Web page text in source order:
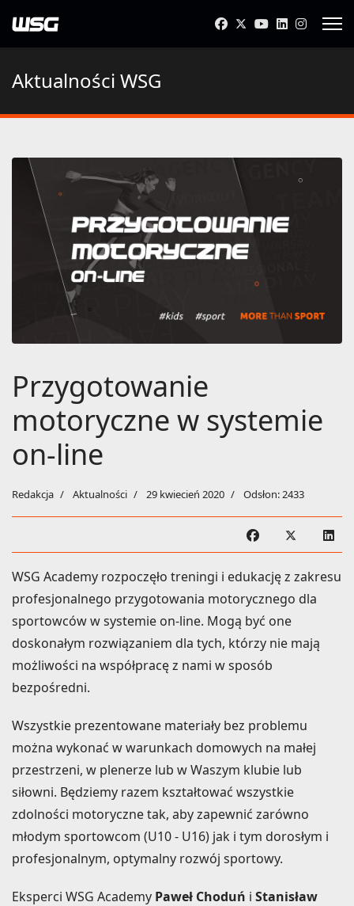
Aktualności WSG
Przygotowanie
motoryczne w systemie
on-line
Redakcja Aktualności 29 kwiecień 2020 Odsłon: 2433
WSG Academy rozpoczęło treningi i edukację z zakresu
profesjonalnego przygotowania motorycznego dla
sportowców w systemie on-line. Mogą być one
doskonałym rozwiązaniem dla tych, którzy nie mają
możliwości na współpracę z nami w sposób
bezpośredni.
Wszystkie prezentowane materiały bez problemu
można wykonać w warunkach domowych na małej
przestrzeni, w plenerze lub w Waszym klubie lub
siłowni. Będziemy razem kształtować wszystkie
zdolności motoryczne tak, aby zapewnić zarówno
młodym sportowcom (U10 - U16) jak i tym dorosłym i
profesjonalnym, optymalny rozwój sportowy.
Eksperci WSG Academy Paweł Choduń i Stanisław